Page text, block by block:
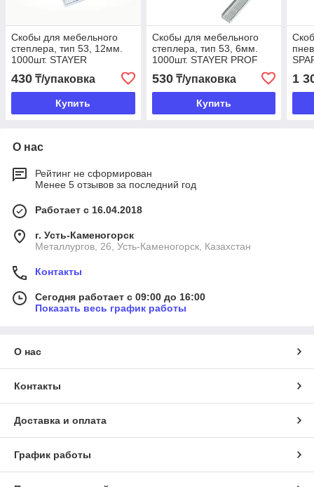
Скобы для мебельного
степлера, тип 53, 12мм.
1000шт. STAYER
430 ₸/упаковка
Купить
Скобы для мебельного
степлера, тип 53, 6мм.
1000шт. STAYER PROF
530₸/упаковка
Купить
1
О нас
Рейтинг не сформирован
Менее 5 отзывов за последний год
Работает с 16.04.2018
г. Усть-Каменогорск
Металлургов, 26, Усть-Каменогорск, Казахстан
Контакты
Сегодня работает с 09:00 до 16:00
Показать весь график работы
О нас
Контакты
Доставка и оплата
График работы